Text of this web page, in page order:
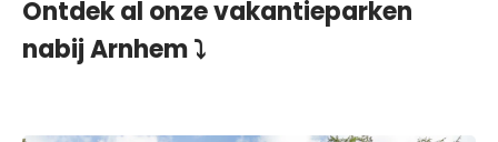
Ontdek al onze vakantieparken
nabij Arnhem ⤵